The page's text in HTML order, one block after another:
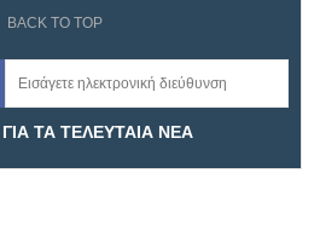
BACK TO TOP
ΤΑ ΤΕΛΕΥΤΑΙΑ ΝΕΑ